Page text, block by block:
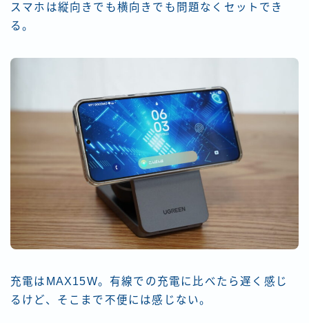
スマホは縦向きでも横向きでも問題なくセットでき
る。
充電はMAX15W。有線での充電に比べたら遅く感じ
るけど、そこまで不便には感じない。